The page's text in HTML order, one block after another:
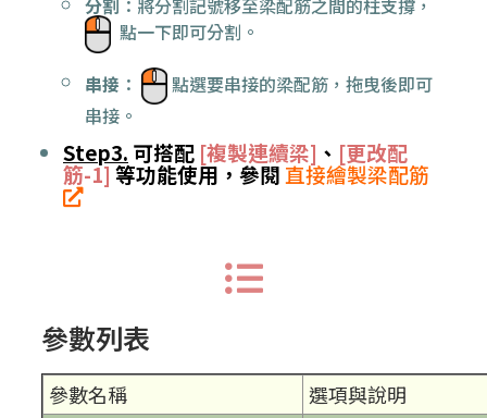
分割 ：將分割記號移至梁配筋之間的柱支撐，
點一下即可分割。
串接 ：
點選要串接的梁配筋，拖曳後即可
串接。
Step3. 可搭配 [複製連續梁] 、 [更改配
筋-1] 等功能使用，參閱 直接繪製梁配筋
參數列表
參數名稱
選項與說明